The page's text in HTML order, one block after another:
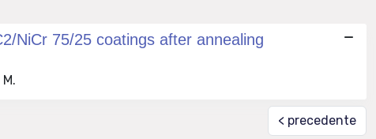
NiCr 75/25 coatings after annealing
< precedente